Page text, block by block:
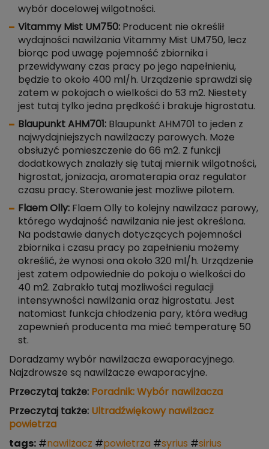
wybór docelowej wilgotności.
Vitammy Mist UM750: Producent nie określił
wydajności nawilżania Vitammy Mist UM750, lecz
biorąc pod uwagę pojemność zbiornika i
przewidywany czas pracy po jego napełnieniu,
będzie to około 400 ml/h. Urządzenie sprawdzi się
zatem w pokojach o wielkości do 53 m2. Niestety
jest tutaj tylko jedna prędkość i brakuje higrostatu.
Blaupunkt AHM701: Blaupunkt AHM701 to jeden z
najwydajniejszych nawilżaczy parowych. Może
obsłużyć pomieszczenie do 66 m2. Z funkcji
dodatkowych znalazły się tutaj miernik wilgotności,
higrostat, jonizacja, aromaterapia oraz regulator
czasu pracy. Sterowanie jest możliwe pilotem.
Flaem Olly: Flaem Olly to kolejny nawilżacz parowy,
którego wydajność nawilżania nie jest określona.
Na podstawie danych dotyczących pojemności
zbiornika i czasu pracy po zapełnieniu możemy
określić, że wynosi ona około 320 ml/h. Urządzenie
jest zatem odpowiednie do pokoju o wielkości do
40 m2. Zabrakło tutaj możliwości regulacji
intensywności nawilżania oraz higrostatu. Jest
natomiast funkcja chłodzenia pary, która według
zapewnień producenta ma mieć temperaturę 50
st.
Doradzamy wybór nawilżacza ewaporacyjnego.
Najzdrowsze są nawilżacze ewaporacyjne.
Przeczytaj także: Poradnik: Wybór nawilżacza
Przeczytaj także: Ultradźwiękowy nawilżacz
powietrza
tags: #nawilżacz #powietrza #syrius #sirius